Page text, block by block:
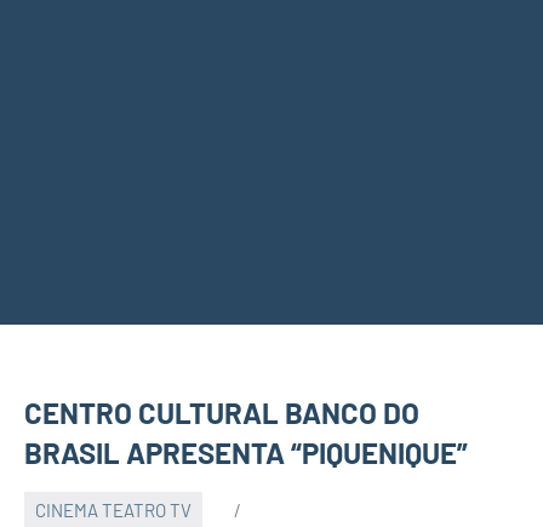
CENTRO CULTURAL BANCO DO
BRASIL APRESENTA “PIQUENIQUE”
CINEMA TEATRO TV